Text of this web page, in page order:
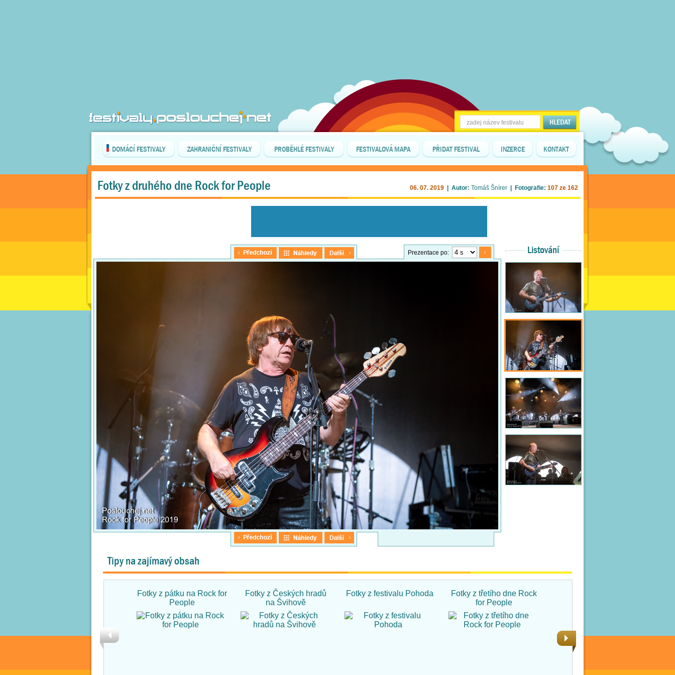
DOMÁCÍ FESTIVALY ZAHRANIČNÍ FESTIVALY PROBĚHLÉ FESTIVALY FESTIVALOVÁ MAPA PŘIDAT FESTIVAL INZERCE KONTAKT
Fotky z druhého dne Rock for People 06. 07. 2019 | Autor: Tomáš Šnírer | Fotografie: 107 ze 162
Prezentace po: Listování
Tipy na zajímavý obsah
Fotky z pátku na Rock for
People
Fotky z Českých hradů
na Švihově
Fotky z festivalu Pohoda
Fotky z třetího dne Rock
for People